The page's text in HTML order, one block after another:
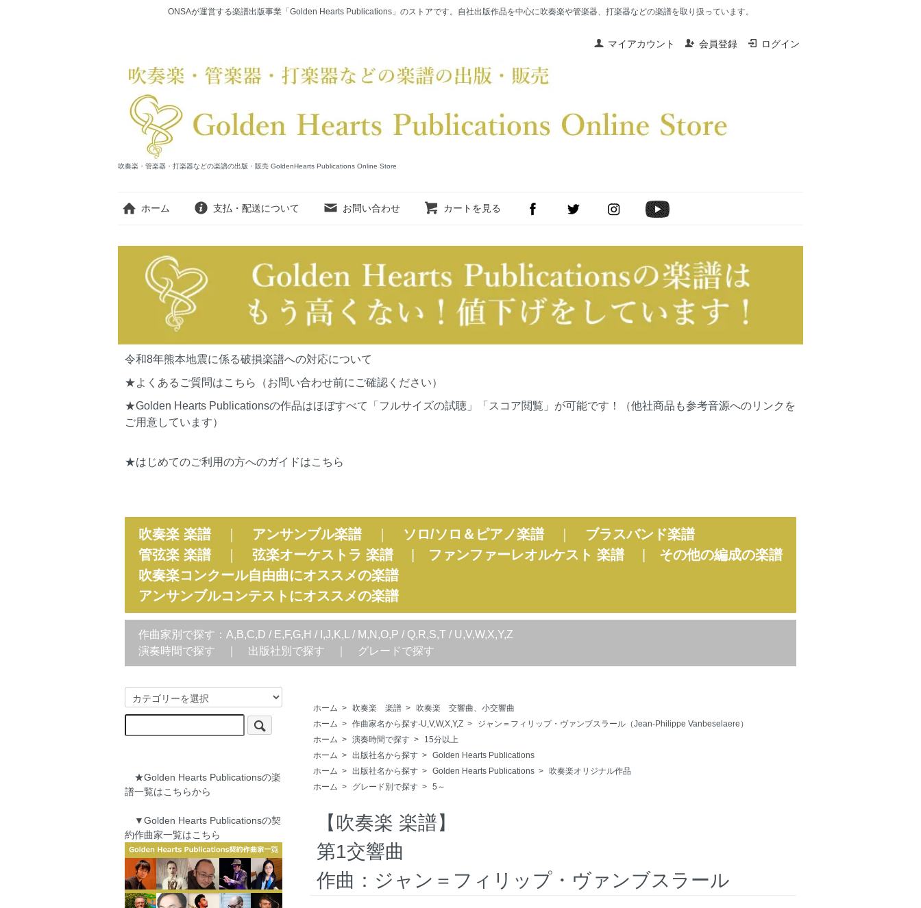
ONSAが運営する楽譜出版事業「Golden Hearts Publications」のストアです。自社出版作品を中心に吹奏楽や管楽器、打楽器などの楽譜を取り扱っています。
マイアカウント 会員登録 ログイン
吹奏楽・管楽器・打楽器などの楽譜の出版・販売 GoldenHearts Publications Online Store
ホーム 支払・配送について お問い合わせ カートを見る
令和8年熊本地震に係る破損楽譜への対応について
★よくあるご質問はこちら（お問い合わせ前にご確認ください）
★Golden Hearts Publicationsの作品はほぼすべて「フルサイズの試聴」「スコア閲覧」が可能です！（他社商品も参考音源へのリンクを
ご用意しています）
★はじめてのご利用の方へのガイドはこちら
吹奏楽 楽譜｜ アンサンブル楽譜｜ ソロ/ソロ＆ピアノ楽譜｜ ブラスバンド楽譜
管弦楽 楽譜｜ 弦楽オーケストラ 楽譜| ファンファーレオルケスト 楽譜| その他の編成の楽譜
吹奏楽コンクール自由曲にオススメの楽譜
アンサンブルコンテストにオススメの楽譜
作曲家別で探す： A,B,C,D / E,F,G,H / I,J,K,L / M,N,O,P / Q,R,S,T / U,V,W,X,Y,Z
演奏時間で探す
出版社別で探す グレードで探す
ホーム > 吹奏楽 楽譜 >
吹奏楽 交響曲、小交響曲
ホーム > 作曲家名から探す-U,V,W,X,Y,Z >
ジャン＝フィリップ・ヴァンブスラール（Jean-Philippe Vanbeselaere）
ホーム > 演奏時間で探す >
15分以上
ホーム > 出版社名から探す > Golden Hearts Publications
ホーム > 出版社名から探す > Golden Hearts Publications >
吹奏楽オリジナル作品
ホーム > グレード別で探す > 5～
【吹奏楽 楽譜】
第1交響曲
作曲：ジャン＝フィリップ・ヴァンブスラール
★Golden Hearts Publicationsの楽
譜一覧はこちらから
▼Golden Hearts Publicationsの契
約作曲家一覧はこちら